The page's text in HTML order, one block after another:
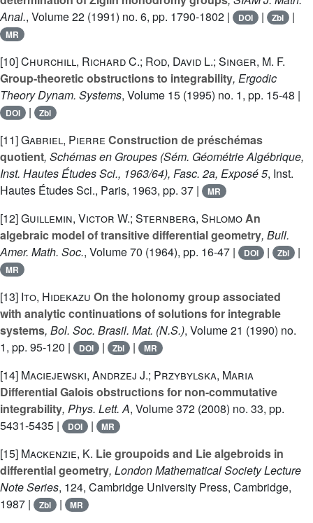
Anal., Volume 22 (1991) no. 6, pp. 1790-1802 | DOI | Zbl |
MR
[10]Churchill, Richard C.; Rod, David L.; Singer, M. F.
Group-theoretic obstructions to integrability, Ergodic
Theory Dynam. Systems, Volume 15 (1995) no. 1, pp. 15-48 |
DOI | Zbl
[11]Gabriel, Pierre Construction de préschémas
quotient, Schémas en Groupes (Sém. Géométrie Algébrique,
Inst. Hautes Études Sci., 1963/64), Fasc. 2a, Exposé 5, Inst.
Hautes Études Sci., Paris, 1963, pp. 37 |
MR
[12]Guillemin, Victor W.; Sternberg, ShlomoAn
algebraic model of transitive differential geometry, Bull.
Amer. Math. Soc., Volume 70 (1964), pp. 16-47 | DOI | Zbl |
MR
[13] Ito, Hidekazu On the holonomy group associated
with analytic continuations of solutions for integrable
systems, Bol. Soc. Brasil. Mat. (N.S.), Volume 21 (1990) no.
1, pp. 95-120 |
DOI | Zbl | MR
[14] Maciejewski, Andrzej J.; Przybylska, Maria
Differential Galois obstructions for non-commutative
integrability, Phys. Lett. A, Volume 372 (2008) no. 33, pp.
5431-5435 |
DOI | MR
[15] Mackenzie, K. Lie groupoids and Lie algebroids in
differential geometry, London Mathematical Society Lecture
Note Series, 124, Cambridge University Press, Cambridge,
1987 |
Zbl | MR